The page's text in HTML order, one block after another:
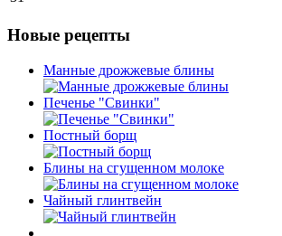
Новые рецепты
Манные дрожжевые блины
Печенье "Свинки"
Постный борщ
Блины на сгущенном молоке
Чайный глинтвейн